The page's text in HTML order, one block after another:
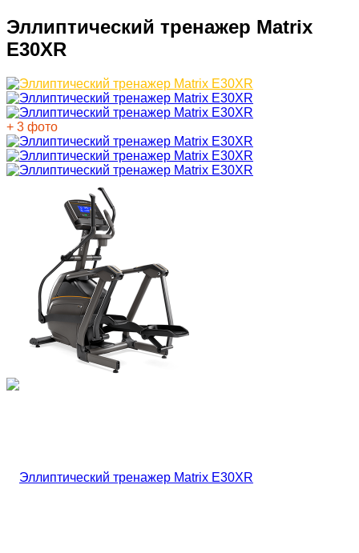
Эллиптический тренажер Matrix
E30XR
+ 3 фото